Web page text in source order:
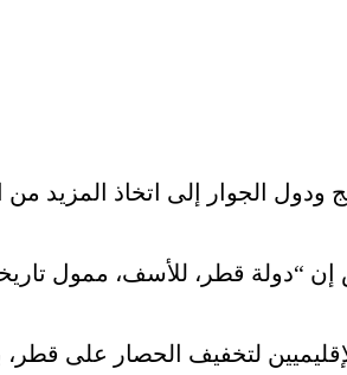
ودول الجوار إلى اتخاذ المزيد من
“دولة قطر، للأسف، ممول
لتخفيف الحصار على قطر،